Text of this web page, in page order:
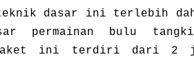
teknik dasar ini terlebih
permainan bulu
raket ini terdiri dari 2